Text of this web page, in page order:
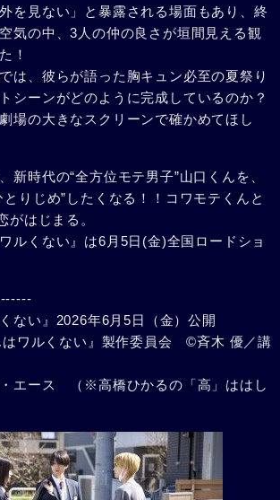
を見ない」と暴露される場面もあり、終
気の中、3人の仲の良さが垣間見える観
！
は、彼らが語った胸キュン必至の夏祭り
シーンがどのように完成しているのか？
場の大きなスクリーンで確かめてほし
新時代の“全方位モテ男子”山口くんを、
りじめ”したくなる！！コワモテくんと
がはじまる。
ルくない』は6月5日(金)全国ロードショ
ない』2026年6月5日（金）公開
ワルくない』製作委員会 ©斉木 優／講
エース （※高橋ひかるの「高」ははし